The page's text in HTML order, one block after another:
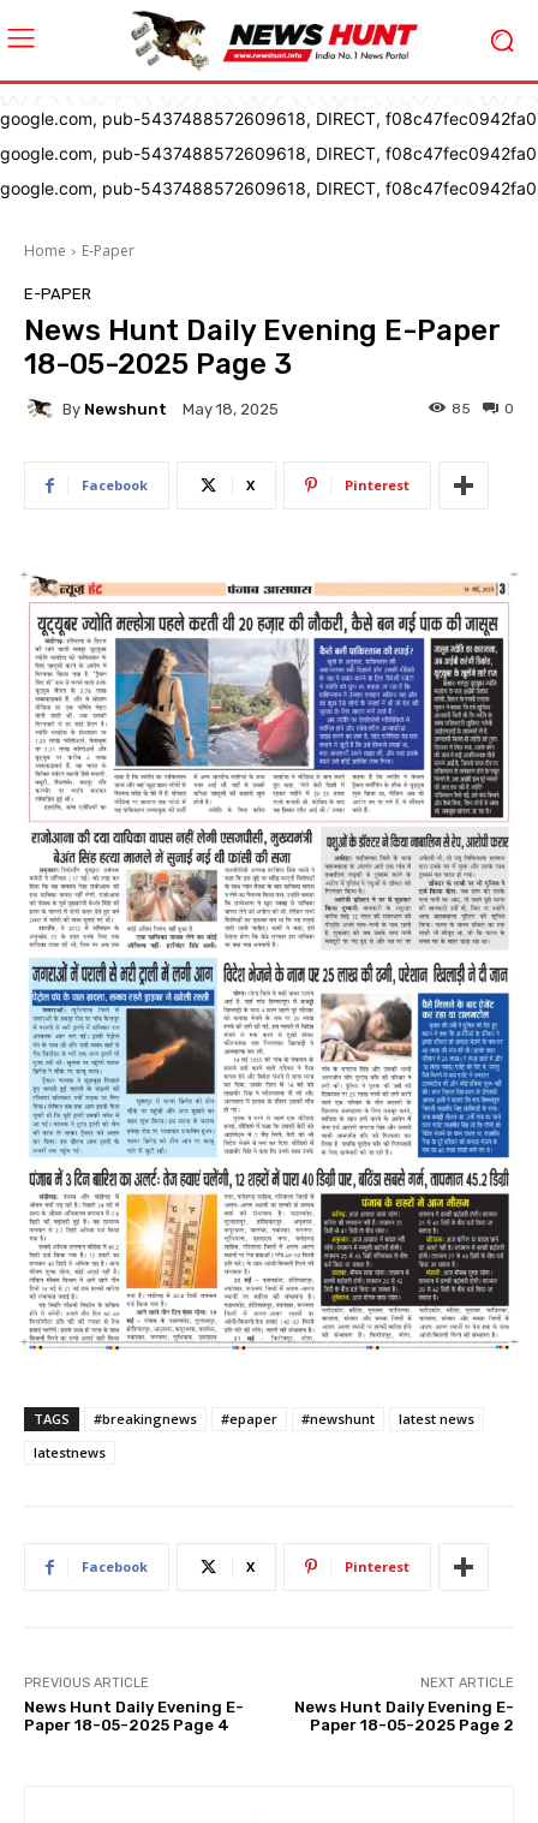
google.com, pub-5437488572609618, DIRECT, f08c47fec0942fa0
google.com, pub-5437488572609618, DIRECT, f08c47fec0942fa0
google.com, pub-5437488572609618, DIRECT, f08c47fec0942fa0
Home E-Paper
E-PAPER
News Hunt Daily Evening E-Paper
18-05-2025 Page 3
By Newshunt May 18, 2025 0
85
Facebook X Pinterest
TAGS #breakingnews #epaper #newshunt
latest news
latestnews
Facebook X Pinterest
PREVIOUS ARTICLE
News Hunt Daily Evening E-
Paper 18-05-2025 Page 4
NEXT ARTICLE
News Hunt Daily Evening E-
Paper 18-05-2025 Page 2